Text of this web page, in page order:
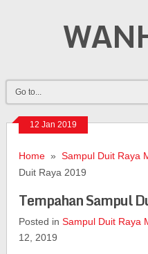
12 Jan 2019
Home »Sampul Duit Raya
Duit Raya 2019
Tempahan Sampul
Posted inSampul Duit Raya
12, 2019